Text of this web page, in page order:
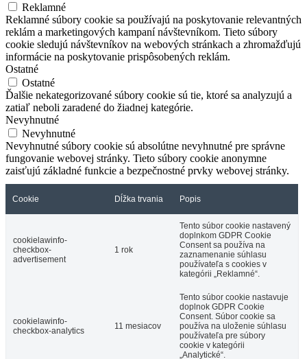
Reklamné
Reklamné súbory cookie sa používajú na poskytovanie relevantných
reklám a marketingových kampaní návštevníkom. Tieto súbory
cookie sledujú návštevníkov na webových stránkach a zhromažďujú
informácie na poskytovanie prispôsobených reklám.
Ostatné
Ostatné
Ďalšie nekategorizované súbory cookie sú tie, ktoré sa analyzujú a
zatiaľ neboli zaradené do žiadnej kategórie.
Nevyhnutné
Nevyhnutné
Nevyhnutné súbory cookie sú absolútne nevyhnutné pre správne
fungovanie webovej stránky. Tieto súbory cookie anonymne
zaisťujú základné funkcie a bezpečnostné prvky webovej stránky.
Cookie Dĺžka trvania Popis
cookielawinfo-
checkbox-
advertisement
1 rok
Tento súbor cookie nastavený
doplnkom GDPR Cookie
Consent sa používa na
zaznamenanie súhlasu
používateľa s cookies v
kategórii „Reklamné“.
cookielawinfo-
checkbox-analytics
11 mesiacov
Tento súbor cookie nastavuje
doplnok GDPR Cookie
Consent. Súbor cookie sa
používa na uloženie súhlasu
používateľa pre súbory
cookie v kategórii
„Analytické“.